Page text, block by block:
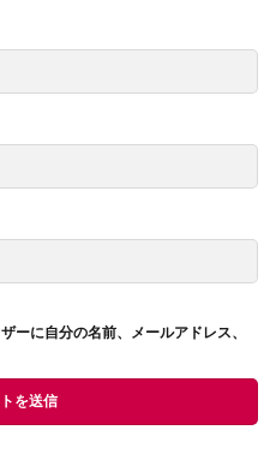
ーに自分の名前、メールアドレス、